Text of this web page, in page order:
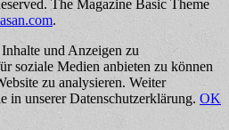
The Magazine Basic Theme
.
und Anzeigen zu
soziale Medien anbieten zu können
zu analysieren. Weiter
in unserer Datenschutzerklärung. OK